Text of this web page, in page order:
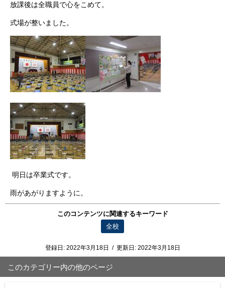
放課後は全職員で心をこめて。
式場が整いました。
明日は卒業式です。
雨があがりますように。
このコンテンツに関連するキーワード
全校
登録日: 2022年3月18日 / 更新日: 2022年3月18日
このカテゴリー内の他のページ